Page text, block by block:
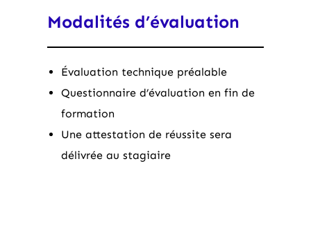
Modalités d’évaluation
Évaluation technique préalable
Questionnaire d’évaluation en fin de
formation
Une attestation de réussite sera
délivrée au stagiaire